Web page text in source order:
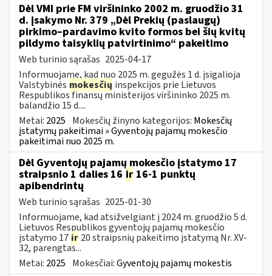
Dėl VMI prie FM viršininko 2002 m. gruodžio 31
d. įsakymo Nr. 379 „Dėl Prekių (paslaugų)
pirkimo–pardavimo kvito formos bei šių kvitų
pildymo taisyklių patvirtinimo“ pakeitimo
Web turinio sąrašas 2025-04-17
Informuojame, kad nuo 2025 m. gegužės 1 d. įsigalioja
Valstybinės mokesčių inspekcijos prie Lietuvos
Respublikos finansų ministerijos viršininko 2025 m.
balandžio 15 d....
Metai: 2025 Mokesčių žinyno kategorijos: Mokesčių
įstatymų pakeitimai » Gyventojų pajamų mokesčio
pakeitimai nuo 2025 m.
Dėl Gyventojų pajamų mokesčio įstatymo 17
straipsnio 1 dalies 16 ir 16-1 punktų
apibendrintų
Web turinio sąrašas 2025-01-30
Informuojame, kad atsižvelgiant į 2024 m. gruodžio 5 d.
Lietuvos Respublikos gyventojų pajamų mokesčio
įstatymo 17 ir 20 straipsnių pakeitimo įstatymą Nr. XV-
32, parengtas...
Metai: 2025 Mokesčiai:Gyventojų pajamų mokestis